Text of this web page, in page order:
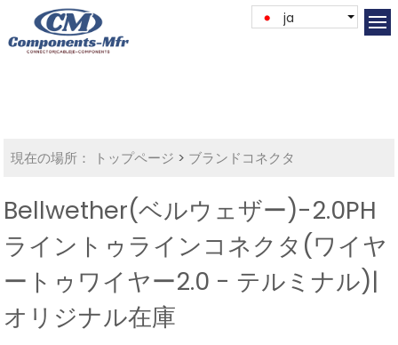
ja
現在の場所： トップページ > ブランドコネクタ
Bellwether(ベルウェザー)-2.0PH
ライントゥラインコネクタ(ワイヤ
ートゥワイヤー2.0 - テルミナル)|
オリジナル在庫